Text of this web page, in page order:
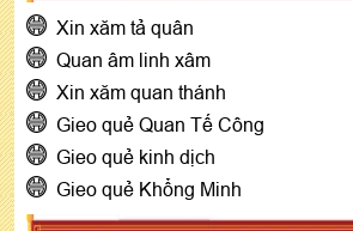
Xin xăm tả quân
Quan âm linh xâm
Xin xăm quan thánh
Gieo quẻ Quan Tế Công
Gieo quẻ kinh dịch
Gieo quẻ Khổng Minh